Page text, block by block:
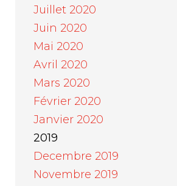
Juillet 2020
Juin 2020
Mai 2020
Avril 2020
Mars 2020
Février 2020
Janvier 2020
2019
Decembre 2019
Novembre 2019